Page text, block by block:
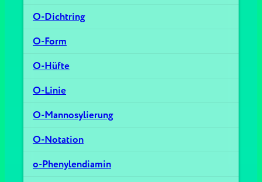
O-Dichtring
O-Form
O-Hüfte
O-Linie
O-Mannosylierung
O-Notation
o-Phenylendiamin